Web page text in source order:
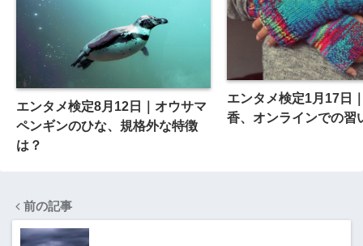
エンタメ検定8月12日｜オウサマ
ペンギンのひな、規格外な特徴
は？
エンタメ検定1月17日
香、オンラインでの習
前の記事